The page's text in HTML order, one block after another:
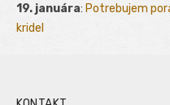
19. januára: Potrebujem
kridel